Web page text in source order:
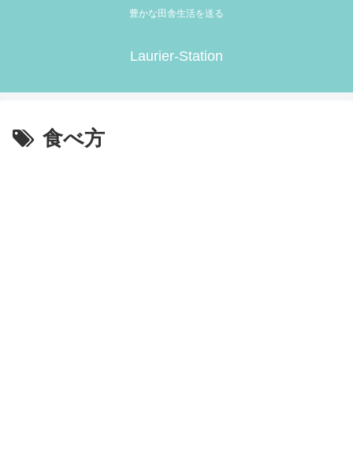
豊かな田舎生活を送る
Laurier-Station
食べ方